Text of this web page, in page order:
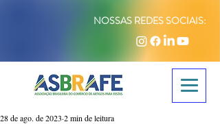
NOSSAS REDES SOCIAIS:
28 de ago. de 2023 2 min de leitura